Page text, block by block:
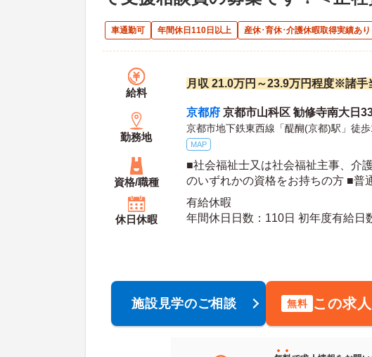
車通勤可 年間休日110日以上 産休･育休･介護休暇取得実績あり
給料
月収 21.0万円～23.9万円程度※諸手
勤務地
京都府 京都市山科区 勧修寺南大日
京都市地下鉄東西線「醍醐(京都)駅」徒
MAP
資格/職種
■社会福祉士又は社会福祉主事、介
のいずれかの資格をお持ちの方 ■普
転免許（AT限定可）
休日休暇
有給休暇
年間休日日数：110日 初年度有給日数：10日 最
施設見学のご相談 無料 この求